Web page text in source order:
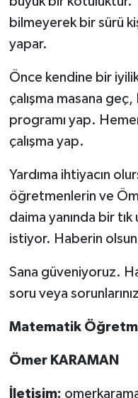
bilmeyerek bir sürü
yapar.
Önce kendine bir
çalışma masana
programı yap.
çalışma yap.
Yardıma ihtiyacın
öğretmenlerin ve
daima yanında bir
istiyor. Haberin
Sana güveniyoruz.
soru veya
Matematik
Ömer KARAMAN
İletişim: